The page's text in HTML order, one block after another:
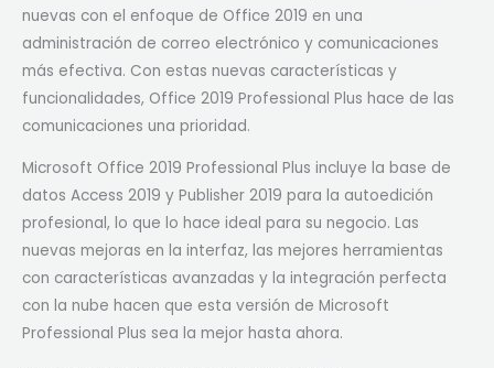
nuevas con el enfoque de Office 2019 en una
administración de correo electrónico y comunicaciones
más efectiva. Con estas nuevas características y
funcionalidades, Office 2019 Professional Plus hace de las
comunicaciones una prioridad.
Microsoft Office 2019 Professional Plus incluye la base de
datos Access 2019 y Publisher 2019 para la autoedición
profesional, lo que lo hace ideal para su negocio. Las
nuevas mejoras en la interfaz, las mejores herramientas
con características avanzadas y la integración perfecta
con la nube hacen que esta versión de Microsoft
Professional Plus sea la mejor hasta ahora.